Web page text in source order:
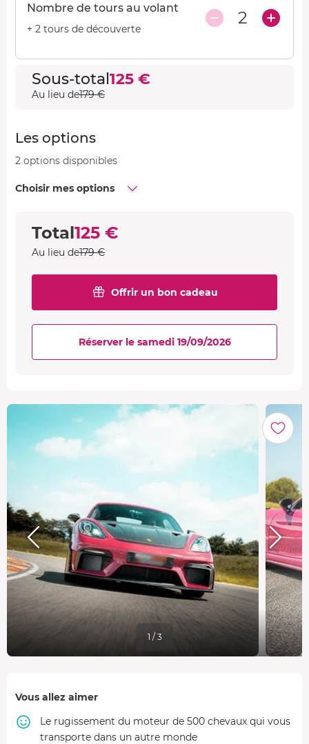
Nombre de tours au volant
+ 2 tours de découverte
2
Sous-total125 €
Au lieu de179 €
Les options
2 options disponibles
Choisir mes options
Total125 €
Au lieu de179 €
Offrir un bon cadeau
Réserver le samedi 19/09/2026
1 / 3
Vous allez aimer
Le rugissement du moteur de 500 chevaux qui vous
transporte dans un autre monde